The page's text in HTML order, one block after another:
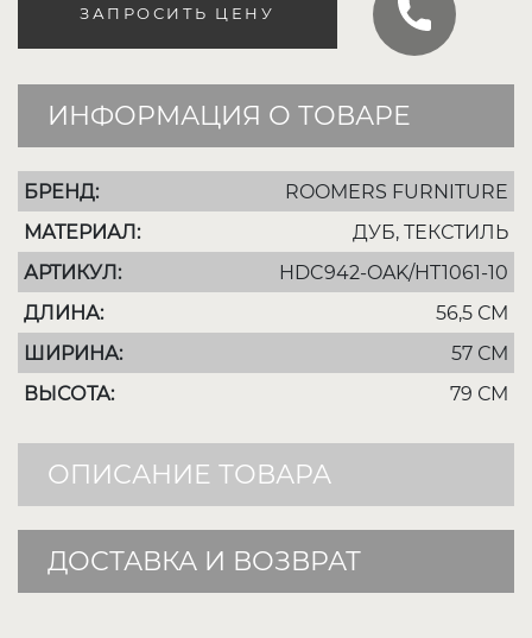
ЗАПРОСИТЬ ЦЕНУ
ИНФОРМАЦИЯ О ТОВАРЕ
БРЕНД:
ROOMERS FURNITURE
МАТЕРИАЛ:
ДУБ, ТЕКСТИЛЬ
АРТИКУЛ:
HDC942-OAK/HT1061-10
ДЛИНА:
56,5 СМ
ШИРИНА:
57 СМ
ВЫСОТА:
79 СМ
ОПИСАНИЕ ТОВАРА
ДОСТАВКА И ВОЗВРАТ